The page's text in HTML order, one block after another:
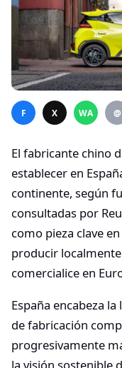
F X WA @
El fabricante chino
establecer en
continente, según
consultadas por
como pieza clave
producir
comercialice en
España encabeza
de fabricación
progresivamente